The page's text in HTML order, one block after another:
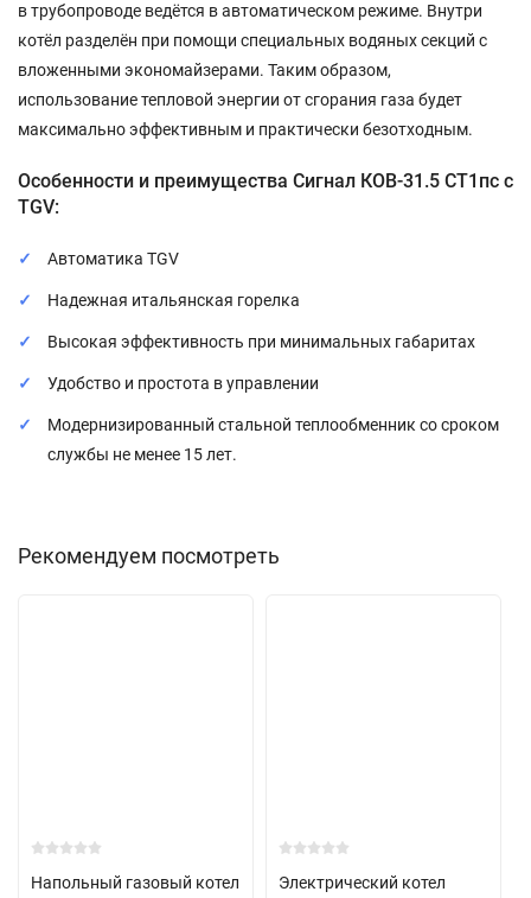
в трубопроводе ведётся в автоматическом режиме. Внутри
котёл разделён при помощи специальных водяных секций с
вложенными экономайзерами. Таким образом,
использование тепловой энергии от сгорания газа будет
максимально эффективным и практически безотходным.
Особенности и преимущества Сигнал КОВ-31.5 СТ1пс с
TGV:
Автоматика TGV
Надежная итальянская горелка
Высокая эффективность при минимальных габаритах
Удобство и простота в управлении
Модернизированный стальной теплообменник со сроком
службы не менее 15 лет.
Рекомендуем посмотреть
Напольный газовый котел
Электрический котел